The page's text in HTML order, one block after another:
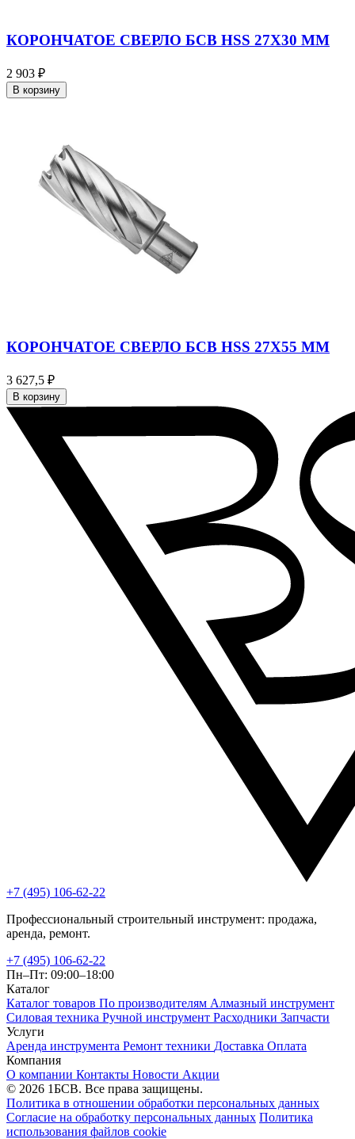
КОРОНЧАТОЕ СВЕРЛО БСВ HSS 27X30 ММ
2 903 ₽
В корзину
КОРОНЧАТОЕ СВЕРЛО БСВ HSS 27X55 ММ
3 627,5 ₽
В корзину
+7 (495) 106-62-22
Профессиональный строительный инструмент: продажа,
аренда, ремонт.
+7 (495) 106-62-22
Пн–Пт: 09:00–18:00
Каталог
Каталог товаров По производителям Алмазный инструмент
Силовая техника Ручной инструмент Расходники Запчасти
Услуги
Аренда инструмента Ремонт техники Доставка Оплата
Компания
О компании Контакты Новости Акции
© 2026 1БСВ. Все права защищены.
Политика в отношении обработки персональных данных
Согласие на обработку персональных данных Политика
использования файлов cookie